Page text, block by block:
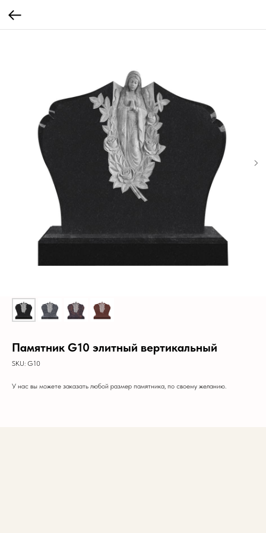
Памятник G10 элитный вертикальный
SKU: G10
У нас вы можете заказать любой размер памятника, по своему желанию.